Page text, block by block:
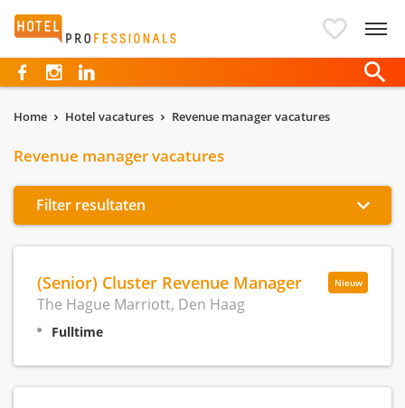
Hotelprofessionals
Home Hotel vacatures Revenue manager vacatures
Revenue manager vacatures
Filter resultaten
Nieuw
(Senior) Cluster Revenue Manager
The Hague Marriott, Den Haag
Fulltime